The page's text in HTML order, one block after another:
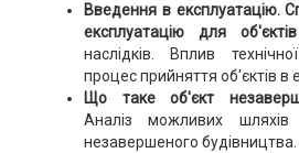
Введення в експлуатацію.
експлуатацію для
наслідків. Вплив
процес прийняття об'єктів в
Що таке об'єкт
Аналіз можливих шляхів
незавершеного будівництва.